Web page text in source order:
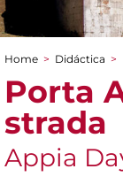
You are
Home > Didáctica >
Porta
strada
Appia